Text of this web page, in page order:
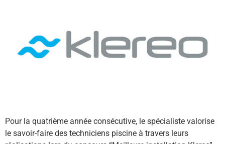
Pour la quatrième année consécutive, le spécialiste valorise
le savoir-faire des techniciens piscine à travers leurs